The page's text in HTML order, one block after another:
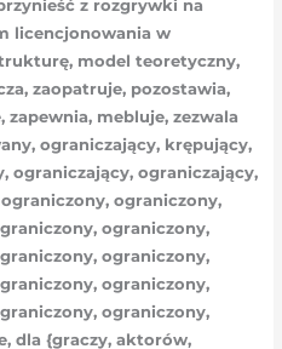
z rozgrywki na
licencjonowania w
model teoretyczny,
zaopatruje, pozostawia,
mebluje, zezwala
ograniczający, krępujący,
ograniczający, ograniczający,
ograniczony,
ograniczony,
ograniczony,
ograniczony,
ograniczony,
dla {graczy, aktorów,